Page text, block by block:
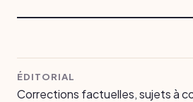
ÉDITORIAL
Corrections factuelles, sujets à